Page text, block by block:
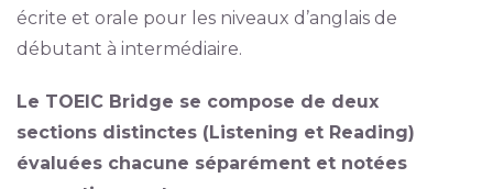
écrite et orale pour les niveaux d’anglais de
débutant à intermédiaire.
Le TOEIC Bridge se compose de deux
sections distinctes (Listening et Reading)
évaluées chacune séparément et notées